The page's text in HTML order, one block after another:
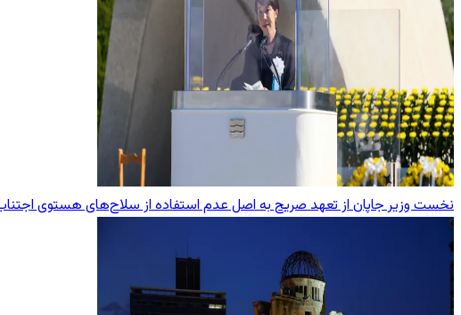
نخست وزیر جاپان از تعهد صریح به اصل عدم استفاده از سلاح‌های هستوی